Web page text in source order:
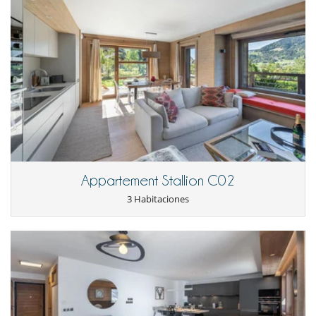
esquís/pases de esquí.
- Servicio de conserjería Pass Plus: incluye, además del servicio de
conserjería Snow Pass, la organización de clases de esquí, la
organización de entregas de compras, traslados a la estación de tren o
al aeropuerto, reservas en restaurantes, servicio de niñera,
actividades, servicios de bienestar y decoraciones navideñas.
- Servicio de conserjería Serenity Pass : incluye, además de los servicios
de conserjería del Snow Pass y del Pass Plus, la reserva de un
chef/catering (dependiendo de la categoría de la propiedad),
mayordomo (a partir de cierta cantidad), transporte privado
(conductores, taxis), traslado en helicóptero (heliski) u otros
proveedores de servicios.
- Lenguas habladas por el personal doméstico : Inglés - Francés
- El propietario requiere un depósito por un importe de :
- El depósito se pagará de la siguiente manera :
Condiciones de reserva
- Depósito cargado por Villanovo en el momento de la reserva :
30 %
- 2º pago45 Díasantes de la llegada :
del total de la reserva.
- El propietario podrá exigirle las cantidades debidas en moneda local.
- El precio total de la reserva no incluye las consumiciones, comidas y
otros servicios solicitados in situ.
- El montante de los pagos en moneda local, puede variar en función
Appartement Stallion C02
3 Habitaciones